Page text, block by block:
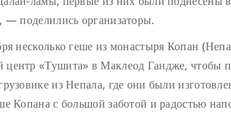
— поделились организаторы.
несколько геше из монастыря Копан
«Тушита» в Маклеод Гандже, чтобы
из Непала, где они были
Копана с большой заботой и радостью